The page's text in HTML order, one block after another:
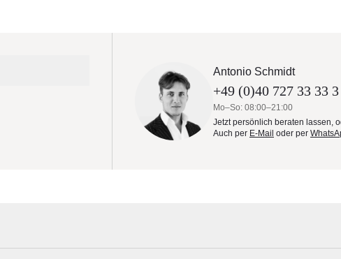
Antonio Schmidt
+49 (0)40 727 33 33 3
Mo–So: 08:00–21:00
Jetzt persönlich beraten lassen,
Auch per E-Mail oder per